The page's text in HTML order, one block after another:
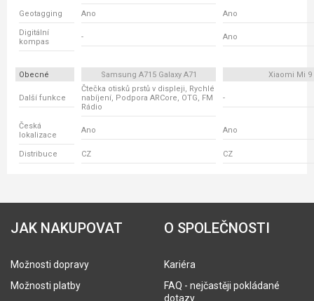
Geotagging Ano Ano
Digitální
kompas
- Ano
Obecné Samsung A715 Galaxy A71 Xiaomi Mi 9
Další funkce
Čtečka otisků prstů v displeji, Rychlé
nabíjení, Podpora ARCore, OTG, FM
Rádio
-
Česká
lokalizace
Ano Ano
Distribuce CZ CZ
JAK NAKUPOVAT
Možnosti dopravy
Možnosti platby
O SPOLEČNOSTI
Kariéra
FAQ - nejčastěji pokládané
dotazy